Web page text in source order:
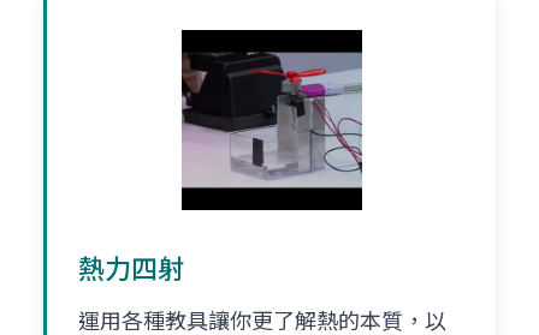
熱力四射
運用各種教具讓你更了解熱的本質，以